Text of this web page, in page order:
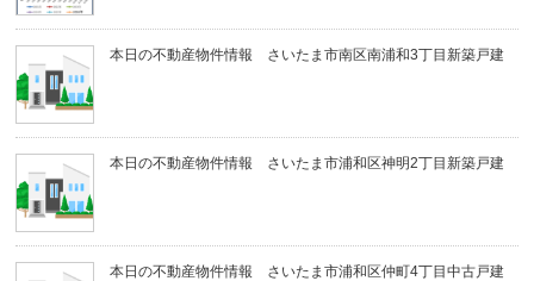
本日の不動産物件情報 さいたま市南区南浦和3丁目新築戸建
本日の不動産物件情報 さいたま市浦和区神明2丁目新築戸建
本日の不動産物件情報 さいたま市浦和区仲町4丁目中古戸建